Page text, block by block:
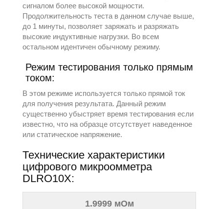
сигналом более высокой мощности.
Продолжительность теста в данном случае выше,
до 1 минуты, позволяет заряжать и разряжать
высокие индуктивные нагрузки. Во всем
остальном идентичен обычному режиму.
Режим тестирования только прямым
током:
В этом режиме используется только прямой ток
для получения результата. Данный режим
существенно убыстряет время тестирования если
известно, что на образце отсутствует наведенное
или статическое напряжение.
Технические характеристики
цифрового микроомметра
DLRO10X:
1.9999 мОм